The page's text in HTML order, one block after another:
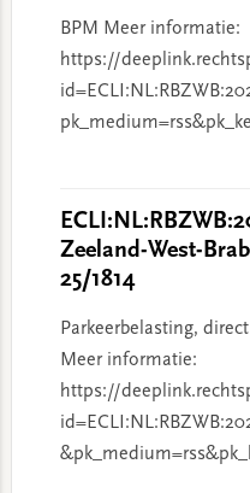
BPM Meer informatie:
https://
Zeeland-West-
25/1814
Parkeerbelasting,
Meer informatie:
https://